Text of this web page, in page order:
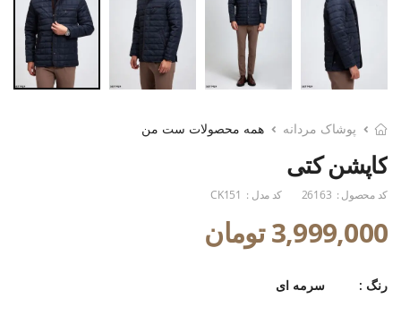
پوشاک مردانه همه محصولات ست من
کاپشن کتی
کد محصول : 26163 کد مدل : CK151
3,999,000 تومان
رنگ : سرمه ای